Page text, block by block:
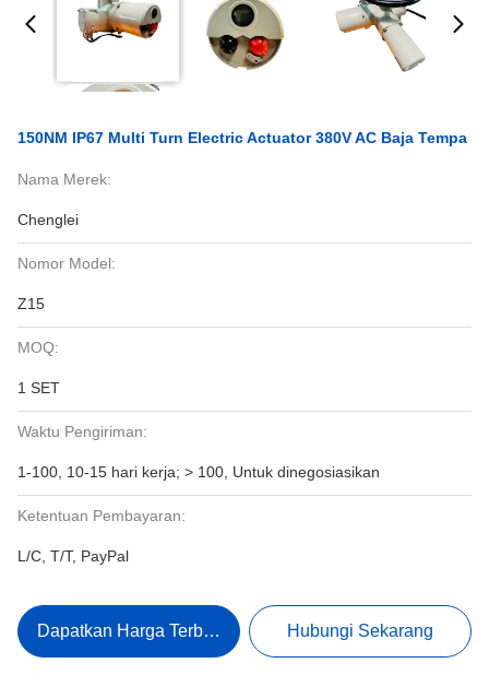
150NM IP67 Multi Turn Electric Actuator 380V AC Baja Tempa
Nama Merek:
Chenglei
Nomor Model:
Z15
MOQ:
1 SET
Waktu Pengiriman:
1-100, 10-15 hari kerja; > 100, Untuk dinegosiasikan
Ketentuan Pembayaran:
L/C, T/T, PayPal
Dapatkan Harga Terbaik Hubungi Sekarang